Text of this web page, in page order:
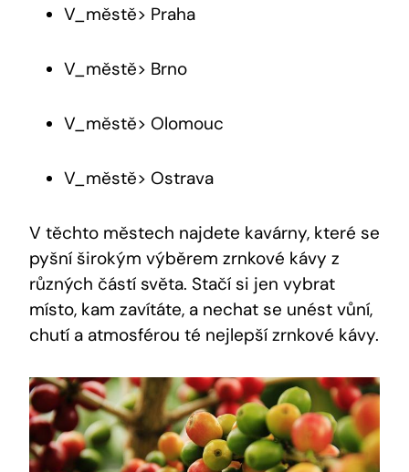
V_městě> Praha
V_městě> Brno
V_městě> Olomouc
V_městě> Ostrava
V těchto městech najdete kavárny, které se
pyšní širokým výběrem zrnkové kávy z
různých částí světa. Stačí si jen vybrat
místo, kam zavítáte, a nechat se unést vůní,
chutí a atmosférou té nejlepší zrnkové kávy.